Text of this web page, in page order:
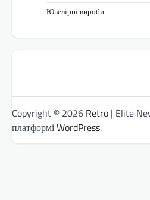
Ювелірні вироби
Copyright © 2026 Retro | Elite
платформіWordPress.